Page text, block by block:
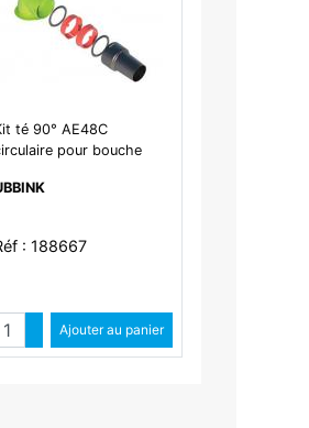
té 90° AE48C
pour bouche
: 188667
Augmenter quantité
Diminuer quantité
Ajouter au panier